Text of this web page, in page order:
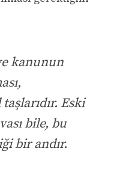
ve kanunun
Eski
bile, bu
bir andır.